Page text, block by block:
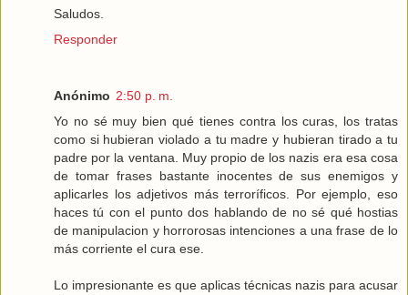
Saludos.
Responder
Anónimo 2:50 p. m.
Yo no sé muy bien qué tienes contra los curas, los tratas
como si hubieran violado a tu madre y hubieran tirado a tu
padre por la ventana. Muy propio de los nazis era esa cosa
de tomar frases bastante inocentes de sus enemigos y
aplicarles los adjetivos más terroríficos. Por ejemplo, eso
haces tú con el punto dos hablando de no sé qué hostias
de manipulacion y horrorosas intenciones a una frase de lo
más corriente el cura ese.
Lo impresionante es que aplicas técnicas nazis para acusar